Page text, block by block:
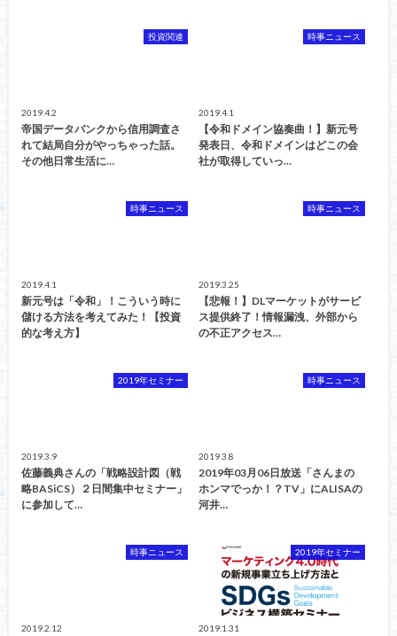
投資関連
2019.4.2
帝国データバンクから信用調査さ
れて結局自分がやっちゃった話。
その他日常生活に…
時事ニュース
2019.4.1
【令和ドメイン協奏曲！】新元号
発表日、令和ドメインはどこの会
社が取得していっ…
時事ニュース
2019.4.1
新元号は「令和」！こういう時に
儲ける方法を考えてみた！【投資
的な考え方】
時事ニュース
2019.3.25
【悲報！】DLマーケットがサービ
ス提供終了！情報漏洩、外部から
の不正アクセス…
2019年セミナー
2019.3.9
佐藤義典さんの「戦略設計図（戦
略BASiCS）２日間集中セミナー」
に参加して…
時事ニュース
2019.3.8
2019年03月06日放送「さんまの
ホンマでっか！？TV」にALISAの
河井…
時事ニュース
2019.2.12
2019年セミナー
2019.1.31